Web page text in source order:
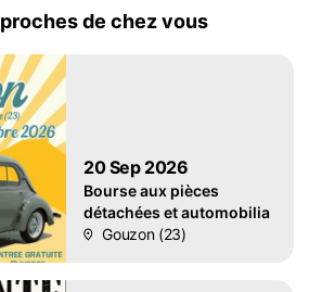
proches de chez vous
20 Sep 2026
Bourse aux pièces
détachées et automobilia
Gouzon (23)